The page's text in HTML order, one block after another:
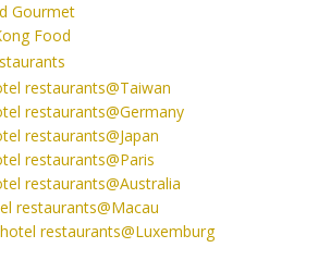
Gourmet
Food
restaurants@Taiwan
restaurants@Germany
restaurants@Japan
restaurants@Paris
restaurants@Australia
restaurants@Macau
restaurants@Luxemburg